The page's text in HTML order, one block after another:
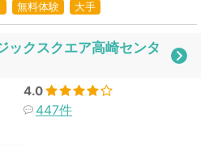
無料体験 大手
ックスクエア高崎センタ
4.0
447件